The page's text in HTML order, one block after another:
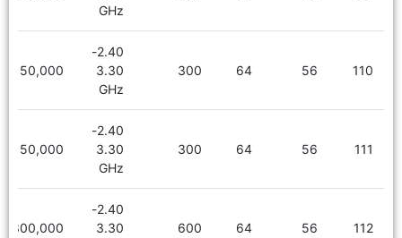
GHz
110
56
64
300
2.40-
3.30
GHz
6,150,000
111
56
64
300
2.40-
3.30
GHz
6,150,000
112
56
64
600
2.40-
3.30
6,300,000